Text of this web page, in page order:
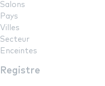
Salons
Pays
Villes
Secteur
Enceintes
Registre